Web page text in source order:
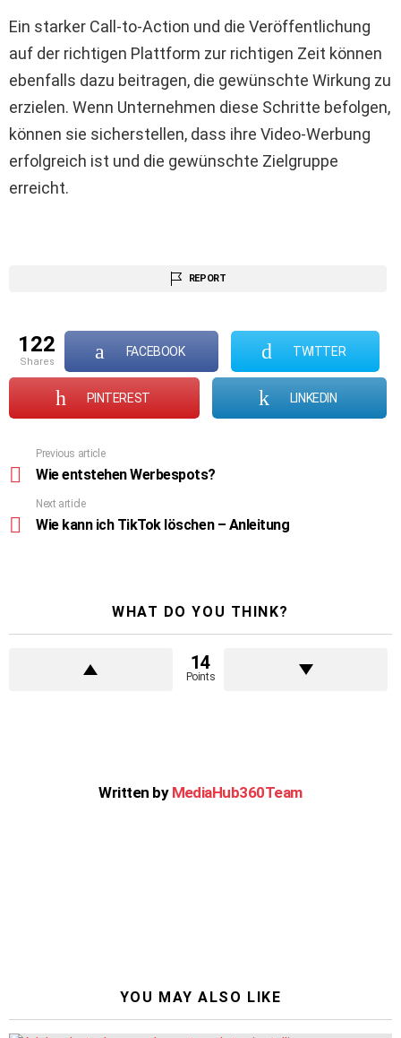
Ein starker Call-to-Action und die Veröffentlichung
auf der richtigen Plattform zur richtigen Zeit können
ebenfalls dazu beitragen, die gewünschte Wirkung zu
erzielen. Wenn Unternehmen diese Schritte befolgen,
können sie sicherstellen, dass ihre Video-Werbung
erfolgreich ist und die gewünschte Zielgruppe
erreicht.
REPORT
122
shares
FACEBOOK TWITTER
PINTEREST LINKEDIN
more
Previous article
Wie entstehen Werbespots?
Next article
Wie kann ich TikTok löschen – Anleitung
WHAT DO YOU THINK?
14
Points
Written by MediaHub360Team
YOU MAY ALSO LIKE